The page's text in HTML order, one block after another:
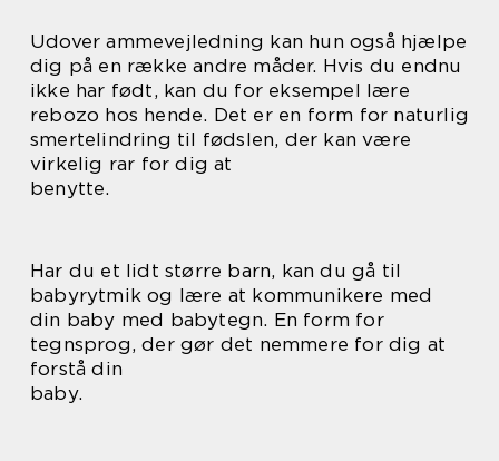
Udover ammevejledning kan hun også hjælpe
dig på en række andre måder. Hvis du endnu
ikke har født, kan du for eksempel lære
rebozo hos hende. Det er en form for naturlig
smertelindring til fødslen, der kan være
virkelig rar for dig at
benytte.
Har du et lidt større barn, kan du gå til
babyrytmik og lære at kommunikere med
din baby med babytegn. En form for
tegnsprog, der gør det nemmere for dig at
forstå din
baby.